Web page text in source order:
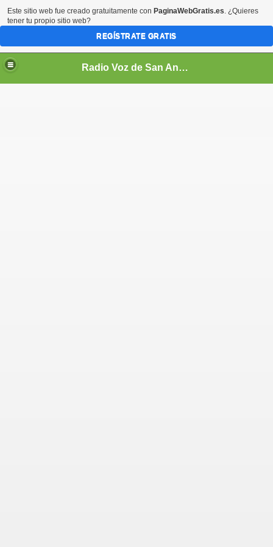
Radio Voz de San Andrés Cholula On Line
Este sitio web fue creado gratuitamente con PaginaWebGratis.es. ¿Quieres
tener tu propio sitio web?
REGÍSTRATE GRATIS